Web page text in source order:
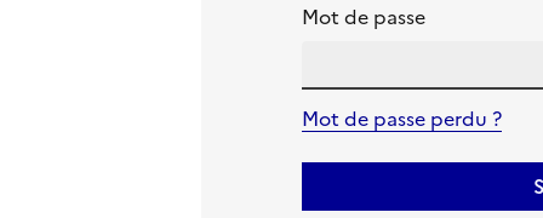
Mot de passe
Mot de passe perdu ?